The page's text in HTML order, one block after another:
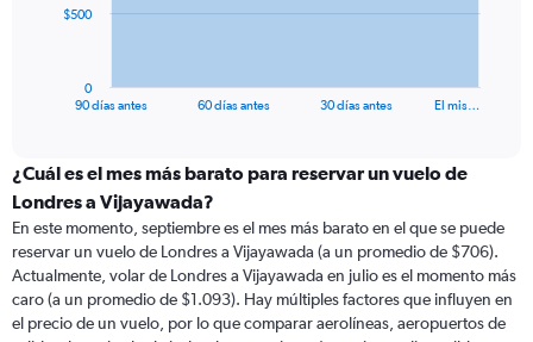
The
categories.
Range:
categories.
The
chart
has
1
90 días antes 60 días antes 30 días antes El mis…
0
$500
¿Cuál es el mes más barato para reservar un vuelo de
Londres a Vijayawada?
En este momento, septiembre es el mes más barato en el que se puede
reservar un vuelo de Londres a Vijayawada (a un promedio de $706).
Actualmente, volar de Londres a Vijayawada en julio es el momento más
caro (a un promedio de $1.093). Hay múltiples factores que influyen en
el precio de un vuelo, por lo que comparar aerolíneas, aeropuertos de